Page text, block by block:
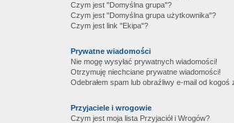
Czym jest "Domyślna grupa"?
Czym jest "Domyślna grupa użytkownika"?
Czym jest link "Ekipa"?
Prywatne wiadomości
Nie mogę wysyłać prywatnych wiadomości!
Otrzymuję niechciane prywatne wiadomości!
Odebrałem spam lub obraźliwy e-mail od kogoś
Przyjaciele i wrogowie
Czym jest moja lista Przyjaciół i Wrogów?